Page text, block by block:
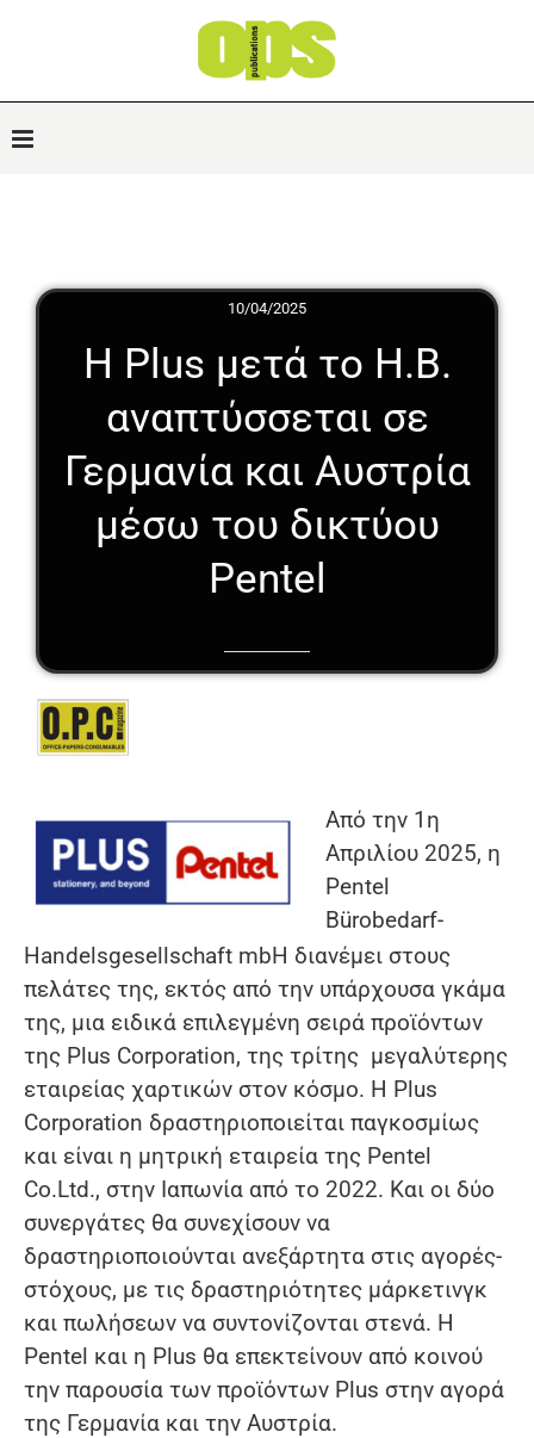
10/04/2025
Η Plus μετά το Η.Β.
αναπτύσσεται σε
Γερμανία και Αυστρία
μέσω του δικτύου
Pentel
Από την 1η
Απριλίου 2025, η
Pentel
Bürobedarf-
Handelsgesellschaft mbH διανέμει στους
πελάτες της, εκτός από την υπάρχουσα γκάμα
της, μια ειδικά επιλεγμένη σειρά προϊόντων
της Plus Corporation, της τρίτης μεγαλύτερης
εταιρείας χαρτικών στον κόσμο. Η Plus
Corporation δραστηριοποιείται παγκοσμίως
και είναι η μητρική εταιρεία της Pentel
Co.Ltd., στην Ιαπωνία από το 2022. Και οι δύο
συνεργάτες θα συνεχίσουν να
δραστηριοποιούνται ανεξάρτητα στις αγορές-
στόχους, με τις δραστηριότητες μάρκετινγκ
και πωλήσεων να συντονίζονται στενά. Η
Pentel και η Plus θα επεκτείνουν από κοινού
την παρουσία των προϊόντων Plus στην αγορά
της Γερμανία και την Αυστρία.